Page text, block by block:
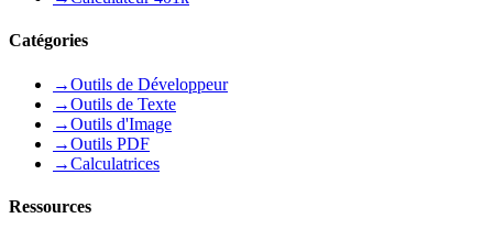
Catégories
→Outils de Développeur
→Outils de Texte
→Outils d'Image
→Outils PDF
→Calculatrices
Ressources